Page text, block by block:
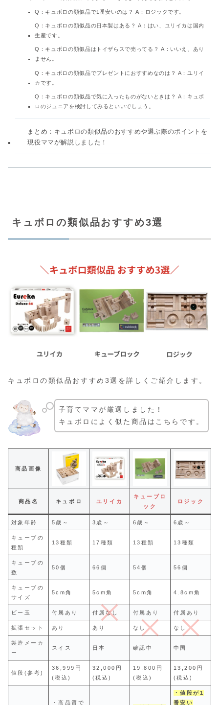
Q：キュボロの類似品で1番安いのは？ A：ロジックです。
Q：キュボロの類似品の日本製はある？ A：はい、ユリイカは国内
生産です。
Q：キュボロの類似品はトイザらスで売ってる？ A：いいえ、あり
ません。
Q：キュボロの類似品でプレゼントにおすすめなのは？ A：ユリイ
カです。
Q：キュボロの類似品で気に入ったものがないときは？ A：キュボ
ロのジュニアを検討してみるといいでしょう。
まとめ：キュボロの類似品のおすすめや選ぶ際のポイントを
現役ママが解説しました！
キュボロの類似品おすすめ3選
キュボロの類似品おすすめ3選を詳しくご紹介します。
子育てママが厳選しました！
キュボロによく似た商品はこちらです。
商品画像
商品名 キュボロ ユリイカ
キューブロ
ック
ロジック
対象年齢 5歳～ 3歳～ 6歳～ 6歳～
キューブの
種類
13種類 17種類 13種類 13種類
キューブの
数
50個 66個 54個 56個
キューブの
サイズ
5cm角 5cm角 5cm角 4.8cm角
ビー玉 付属あり 付属なし 付属あり 付属あり
拡張セット あり あり なし なし
製造メーカ
ー
スイス 日本 確認中 中国
値段(参考)
36,999円
(税込)
32,000円
(税込)
19,800円
(税込)
13,200円
(税込)
・高品質で
・値段が1
番安い